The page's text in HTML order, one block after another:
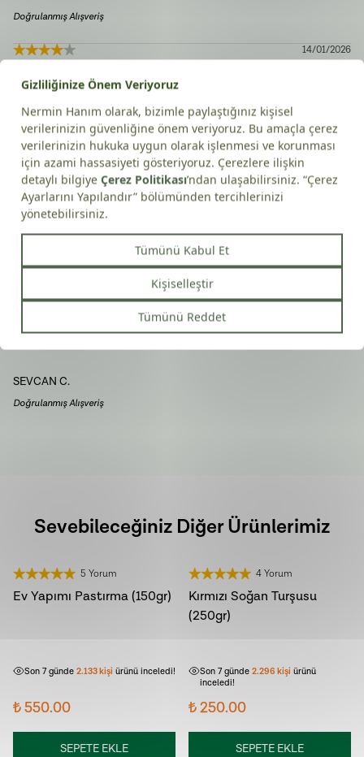
Doğrulanmış Alışveriş
Pınar Ş.
Doğrulanmış Alışveriş
14/01/2026
MünireD.
Doğrulanmış Alışveriş
01/01/2026
SEVCAN C.
Doğrulanmış Alışveriş
Sevebileceğiniz Diğer Ürünlerimiz
5 Yorum
Ev Yapımı Pastırma (150gr)
Son 7 günde 2.133kişi ürünü inceledi!
₺ 550.00
SEPETE EKLE
4 Yorum
Kırmızı Soğan Turşusu
(250gr)
Son 7 günde 2.296 kişi ürünü
inceledi!
₺ 250.00
SEPETE EKLE